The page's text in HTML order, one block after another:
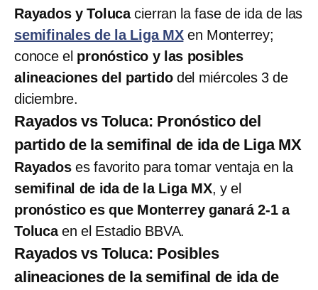
Rayados y Tolucacierran la fase de ida de las
semifinales de la Liga MXen Monterrey;
conoce el pronóstico y las posibles
alineaciones del partidodel miércoles 3 de
diciembre.
Rayados vs Toluca: Pronóstico del
partido de la semifinal de ida de Liga MX
Rayadoses favorito para tomar ventaja en la
semifinal de ida de la Liga MX, y el
pronóstico es que Monterrey ganará 2-1 a
Tolucaen el Estadio BBVA.
Rayados vs Toluca: Posibles
alineaciones de la semifinal de ida de